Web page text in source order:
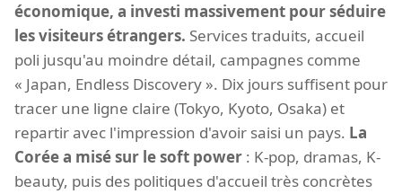
économique, a investi massivement pour séduire
les visiteurs étrangers. Services traduits, accueil
poli jusqu'au moindre détail, campagnes comme
« Japan, Endless Discovery ». Dix jours suffisent pour
tracer une ligne claire (Tokyo, Kyoto, Osaka) et
repartir avec l'impression d'avoir saisi un pays. La
Corée a misé sur le soft power : K-pop, dramas, K-
beauty, puis des politiques d'accueil très concrètes